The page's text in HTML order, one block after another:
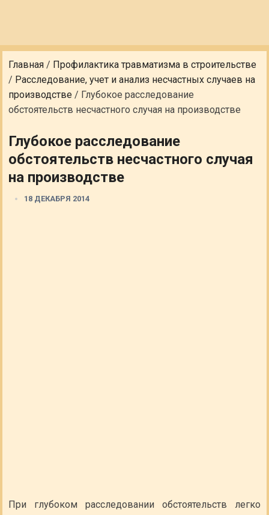
Главная / Профилактика травматизма в строительстве
/ Расследование, учет и анализ несчастных случаев на
производстве / Глубокое расследование
обстоятельств несчастного случая на производстве
Глубокое расследование
обстоятельств несчастного случая
на производстве
18 ДЕКАБРЯ 2014
При глубоком расследовании обстоятельств легко